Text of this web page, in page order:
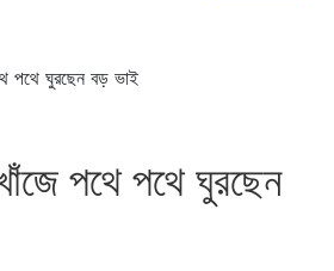
পথে ঘুরছেন বড় ভাই
পথে পথে ঘুরছেন